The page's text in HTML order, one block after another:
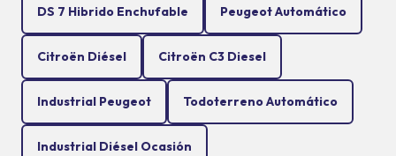
DS 7 Hibrido Enchufable Peugeot Automático
Citroën Diésel Citroën C3 Diesel
Industrial Peugeot Todoterreno Automático
Industrial Diésel Ocasión